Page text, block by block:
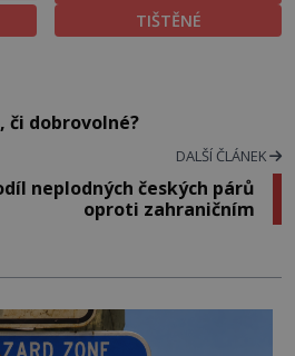
TIŠTĚNÉ
či dobrovolné?
DALŠÍ ČLÁNEK
neplodných českých párů
oproti zahraničním